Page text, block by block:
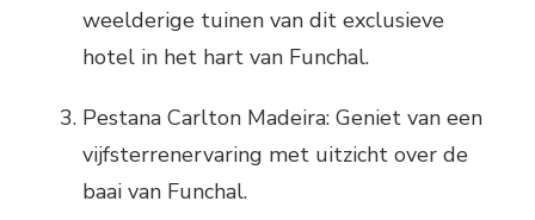
weelderige tuinen van dit exclusieve
hotel in het hart van Funchal.
Pestana Carlton Madeira: Geniet van een
vijfsterrenervaring met uitzicht over de
baai van Funchal.